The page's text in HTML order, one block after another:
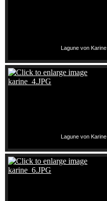
Lagune von Karine
Lagune von Karine